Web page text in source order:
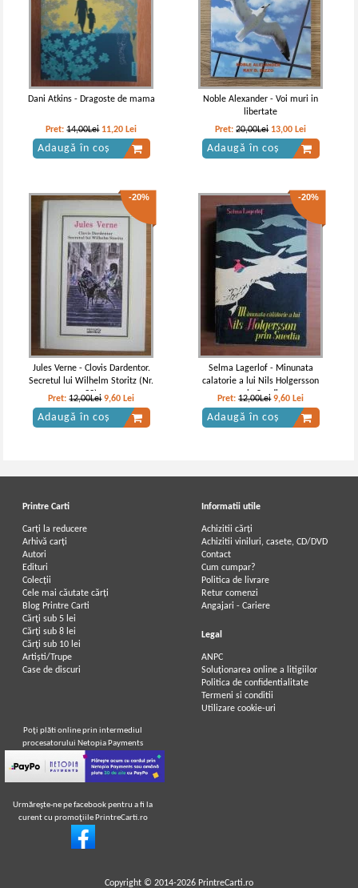
Lev Tolstoi - Opere (volumul 10) Lev Tolstoi - Opere (volumul 12)
Lev Tolstoi - Opere (volumul 14) Lev Tolstoi - Opere (volumul 2)
Lev Nikolaevic Tolstoj - Razboi si
Lev Tolstoi - Opere (volumul IV)
Leon Tolstoi - Opere, volumul 13.
Invierea
Dani Atkins - Dragoste de mama
Pret:14,00Lei 11,20 Lei
Adaugă în coș
Noble Alexander - Voi muri in
libertate
Pret:20,00Lei 13,00 Lei
Adaugă în coș
-20%
Jules Verne - Clovis Dardentor.
Secretul lui Wilhelm Storitz (Nr.
32)
Pret:12,00Lei 9,60 Lei
Adaugă în coș
-20%
Selma Lagerlof - Minunata
calatorie a lui Nils Holgersson
prin Suedia
Pret:12,00Lei 9,60 Lei
Adaugă în coș
Printre Carti
Carți la reducere
Arhivă carți
Autori
Edituri
Colecții
Cele mai căutate cărți
Blog Printre Carti
Cărţi sub 5 lei
Cărţi sub 8 lei
Cărţi sub 10 lei
Artiști/Trupe
Case de discuri
Informatii utile
Achizitii cărți
Achizitii viniluri, casete, CD/DVD
Contact
Cum cumpar?
Politica de livrare
Retur comenzi
Angajari - Cariere
Legal
ANPC
Soluționarea online a litigiilor
Politica de confidentialitate
Termeni si conditii
Utilizare cookie-uri
Poţi plăti online prin intermediul
procesatorului Netopia Payments
Urmăreşte-ne pe facebook pentru a fi la
curent cu promoţiile PrintreCarti.ro
Copyright © 2014-2026 PrintreCarti.ro